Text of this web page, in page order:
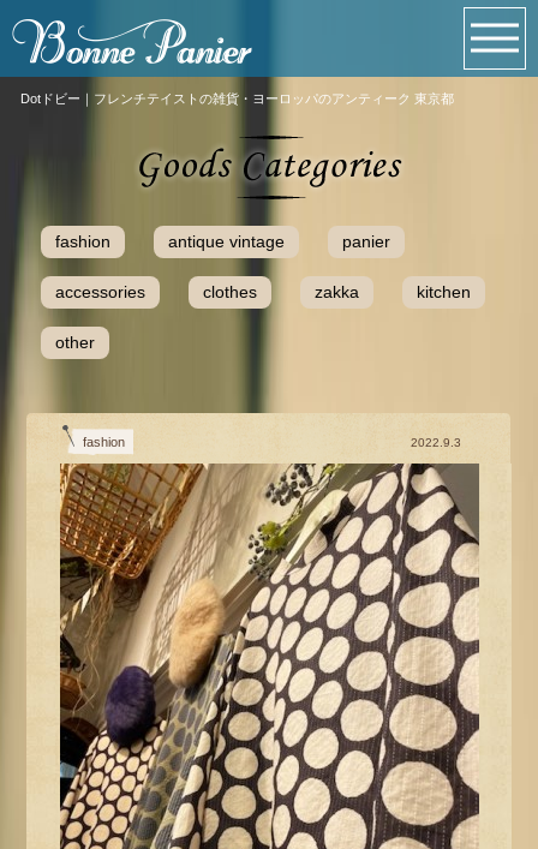
Dotドビー｜フレンチテイストの雑貨・ヨーロッパのアンティーク 東京都
fashion antique vintage panier
accessories clothes zakka kitchen
other
fashion 2022.9.3